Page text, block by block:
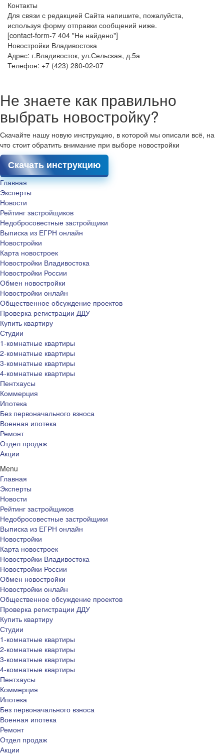
Контакты
Для связи с редакцией Сайта напишите, пожалуйста,
используя форму отправки сообщений ниже.
[contact-form-7 404 "Не найдено"]
Новостройки Владивостока
Адрес: г.Владивосток, ул.Сельская, д.5а
Телефон: +7 (423) 280-02-07
Не знаете как правильно
выбрать новостройку?
Скачайте нашу новую инструкцию, в которой мы описали всё, на
что стоит обратить внимание при выборе новостройки
Скачать инструкцию
Главная
Эксперты
Новости
Рейтинг застройщиков
Недобросовестные застройщики
Выписка из ЕГРН онлайн
Новостройки
Карта новостроек
Новостройки Владивостока
Новостройки России
Обмен новостройки
Новостройки онлайн
Общественное обсуждение проектов
Проверка регистрации ДДУ
Купить квартиру
Студии
1-комнатные квартиры
2-комнатные квартиры
3-комнатные квартиры
4-комнатные квартиры
Пентхаусы
Коммерция
Ипотека
Без первоначального взноса
Военная ипотека
Ремонт
Отдел продаж
Акции
Menu
Главная
Эксперты
Новости
Рейтинг застройщиков
Недобросовестные застройщики
Выписка из ЕГРН онлайн
Новостройки
Карта новостроек
Новостройки Владивостока
Новостройки России
Обмен новостройки
Новостройки онлайн
Общественное обсуждение проектов
Проверка регистрации ДДУ
Купить квартиру
Студии
1-комнатные квартиры
2-комнатные квартиры
3-комнатные квартиры
4-комнатные квартиры
Пентхаусы
Коммерция
Ипотека
Без первоначального взноса
Военная ипотека
Ремонт
Отдел продаж
Акции